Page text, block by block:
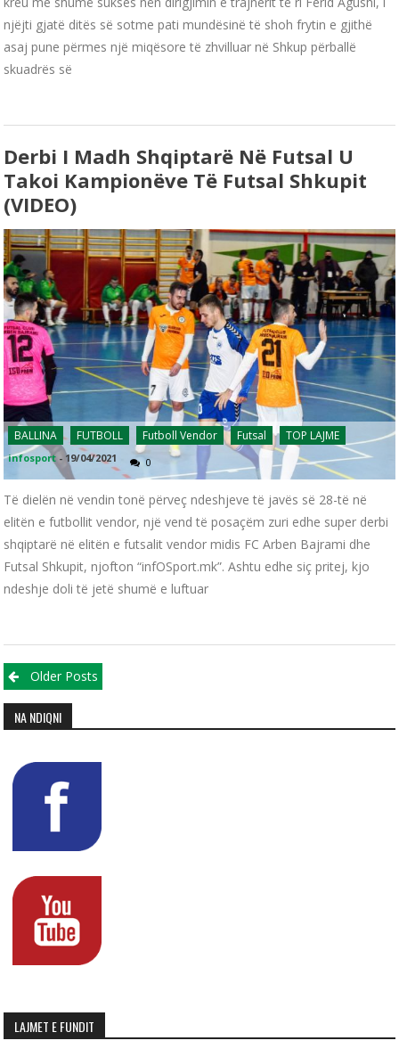
njëjti gjatë ditës së sotme pati mundësinë të shoh frytin e gjithë
asaj pune përmes një miqësore të zhvilluar në Shkup përballë
skuadrës së
Derbi I Madh Shqiptarë Në Futsal U
Takoi Kampionëve Të Futsal Shkupit
(VIDEO)
BALLINA FUTBOLL Futboll Vendor Futsal TOP LAJME
infosport - 19/04/2021 0
Të dielën në vendin tonë përveç ndeshjeve të javës së 28-të në
elitën e futbollit vendor, një vend të posaçëm zuri edhe super derbi
shqiptarë në elitën e futsalit vendor midis FC Arben Bajrami dhe
Futsal Shkupit, njofton “infOSport.mk”. Ashtu edhe siç pritej, kjo
ndeshje doli të jetë shumë e luftuar
Posts navigation
Older Posts
NA NDIQNI
LAJMET E FUNDIT